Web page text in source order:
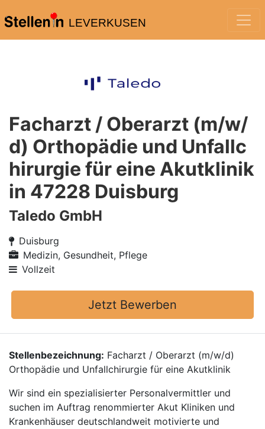
LEVERKUSEN
Facharzt / Oberarzt (m/w/
d) Orthopädie und Unfallc
hirurgie für eine Akutklinik
in 47228 Duisburg
Taledo GmbH
Duisburg
Medizin, Gesundheit, Pflege
Vollzeit
Jetzt Bewerben
Stellenbezeichnung: Facharzt / Oberarzt (m/w/d)
Orthopädie und Unfallchirurgie für eine Akutklinik
Wir sind ein spezialisierter Personalvermittler und
suchen im Auftrag renommierter Akut Kliniken und
Krankenhäuser deutschlandweit motivierte und